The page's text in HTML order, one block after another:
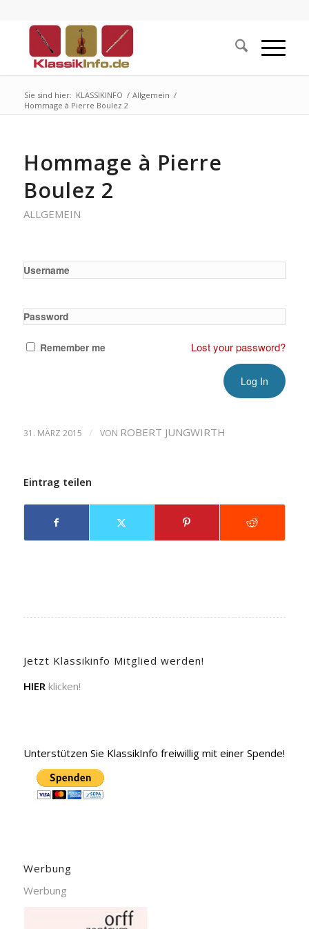
Sie sind hier: KLASSIKINFO / Allgemein /
Hommage à Pierre Boulez 2
Hommage à Pierre
Boulez 2
ALLGEMEIN
Username
Password
Remember me Lost your password?
31. MÄRZ 2015 / VON ROBERT JUNGWIRTH
Eintrag teilen
Jetzt Klassikinfo Mitglied werden!
HIER klicken!
Unterstützen Sie KlassikInfo freiwillig mit einer Spende!
Werbung
Werbung